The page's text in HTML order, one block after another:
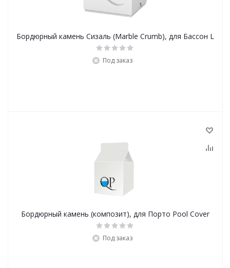
Бордюрный камень Сизаль (Marble Crumb), для Бассон L
Под заказ
Бордюрный камень (композит), для Порто Pool Cover
Под заказ